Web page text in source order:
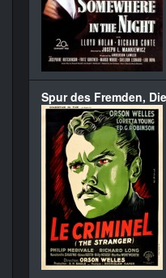
Spur des Fremden,